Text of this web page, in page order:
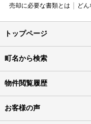
売却に必要な書類とは
ど
トップページ
町名から検索
物件閲覧履歴
お客様の声